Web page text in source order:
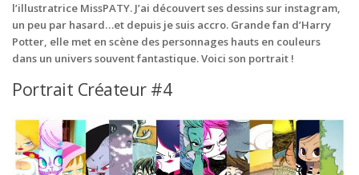
l’illustratrice MissPATY. J’ai découvert ses dessins sur instagram,
un peu par hasard…et depuis je suis accro. Grande fan d’Harry
Potter, elle met en scène des personnages hauts en couleurs
dans un univers souvent fantastique. Voici son portrait !
Portrait Créateur #4